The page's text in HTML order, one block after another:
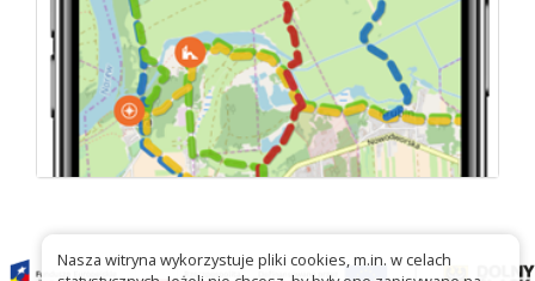
Nasza witryna wykorzystuje pliki cookies, m.in. w celach